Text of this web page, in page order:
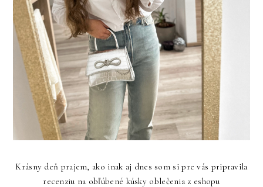
Krásny deň prajem, ako inak aj dnes som si pre vás pripravila
recenziu na obľúbené kúsky oblečenia z eshopu